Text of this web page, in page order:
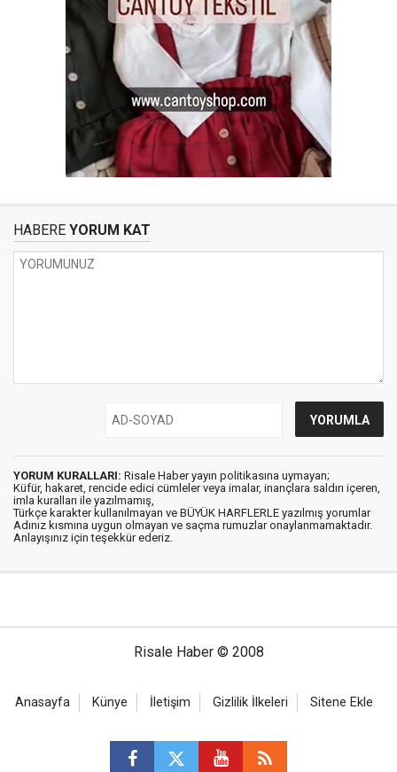
HABERE YORUM KAT
YORUM KURALLARI: Risale Haber yayın politikasına uymayan;
Küfür, hakaret, rencide edici cümleler veya imalar, inançlara saldırı içeren,
imla kuralları ile yazılmamış,
Türkçe karakter kullanılmayan ve BÜYÜK HARFLERLE yazılmış yorumlar
Adınız kısmına uygun olmayan ve saçma rumuzlar onaylanmamaktadır.
Anlayışınız için teşekkür ederiz.
Risale Haber © 2008
Anasayfa Künye İletişim Gizlilik İlkeleri Sitene Ekle